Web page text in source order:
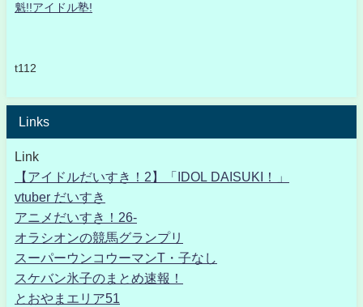
魁!!アイドル塾!
t112
Links
Link
【アイドルだいすき！2】「IDOL DAISUKI！」
vtuber だいすき
アニメだいすき！26-
オラシオンの競馬グランプリ
スーパーウンコウーマンT・子なし
スケバン氷子のまとめ速報！
とおやまエリア51